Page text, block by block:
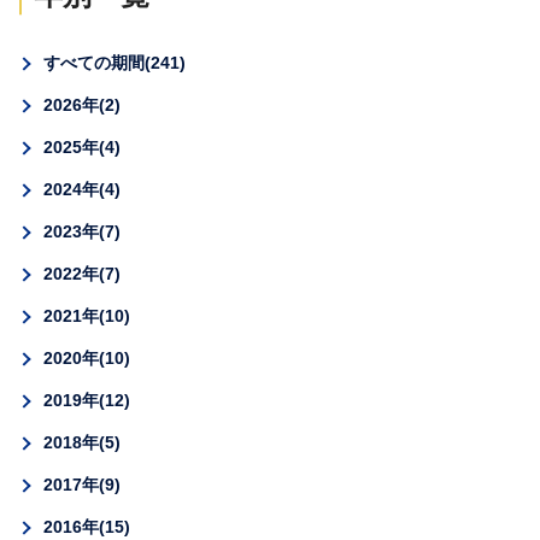
すべての期間 241
2026年 2
2025年 4
2024年 4
2023年 7
2022年 7
2021年 10
2020年 10
2019年 12
2018年 5
2017年 9
2016年 15